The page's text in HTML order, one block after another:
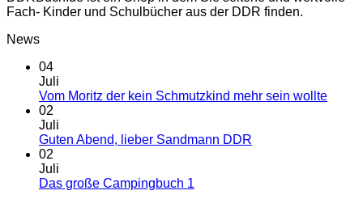
Fach- Kinder und Schulbücher aus der DDR finden.
News
04
Juli
Vom Moritz der kein Schmutzkind mehr sein wollte
02
Juli
Guten Abend, lieber Sandmann DDR
02
Juli
Das große Campingbuch 1